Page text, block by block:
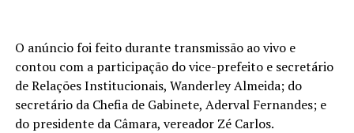
O anúncio foi feito durante transmissão ao vivo e
contou com a participação do vice-prefeito e secretário
de Relações Institucionais, Wanderley Almeida; do
secretário da Chefia de Gabinete, Aderval Fernandes; e
do presidente da Câmara, vereador Zé Carlos.